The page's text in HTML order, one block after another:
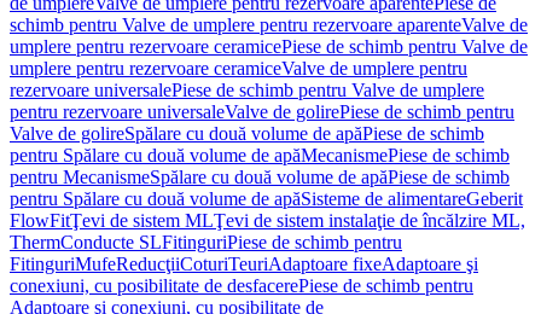
schimb pentru Valve de umplere pentru rezervoare aparenteValve de
umplere pentru rezervoare ceramicePiese de schimb pentru Valve de
umplere pentru rezervoare ceramiceValve de umplere pentru
rezervoare universalePiese de schimb pentru Valve de umplere
pentru rezervoare universaleValve de golirePiese de schimb pentru
Valve de golireSpălare cu două volume de apăPiese de schimb
pentru Spălare cu două volume de apăMecanismePiese de schimb
pentru MecanismeSpălare cu două volume de apăPiese de schimb
pentru Spălare cu două volume de apăSisteme de alimentareGeberit
FlowFitŢevi de sistem MLŢevi de sistem instalaţie de încălzire ML,
ThermConducte SLFitinguriPiese de schimb pentru
FitinguriMufeReducţiiCoturiTeuriAdaptoare fixeAdaptoare şi
conexiuni, cu posibilitate de desfacerePiese de schimb pentru
Adaptoare şi conexiuni, cu posibilitate de